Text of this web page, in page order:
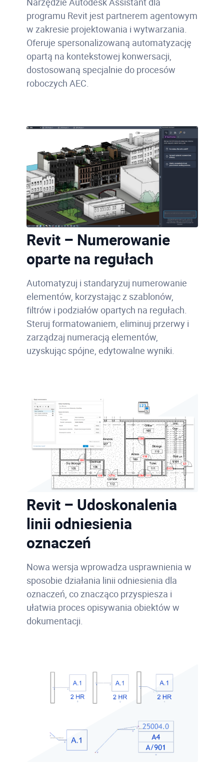
programu Revit jest partnerem agentowym
w zakresie projektowania i wytwarzania.
Oferuje spersonalizowaną automatyzację
opartą na kontekstowej konwersacji,
dostosowaną specjalnie do procesów
roboczych AEC.
Revit – Numerowanie
oparte na regułach
Automatyzuj i standaryzuj numerowanie
elementów, korzystając z szablonów,
filtrów i podziałów opartych na regułach.
Steruj formatowaniem, eliminuj przerwy i
zarządzaj numeracją elementów,
uzyskując spójne, edytowalne wyniki.
Revit – Udoskonalenia
linii odniesienia
oznaczeń
Nowa wersja wprowadza usprawnienia w
sposobie działania linii odniesienia dla
oznaczeń, co znacząco przyspiesza i
ułatwia proces opisywania obiektów w
dokumentacji.